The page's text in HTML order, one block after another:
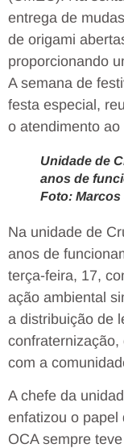
entrega de
de origami
proporcionando
A semana de
festa especial,
o atendimento ao
Unidade de
anos de
Foto: Marcos
Na unidade de
anos de
terça-feira, 17,
ação ambiental
a distribuição de
com a
A chefe da
enfatizou o papel
OCA sempre